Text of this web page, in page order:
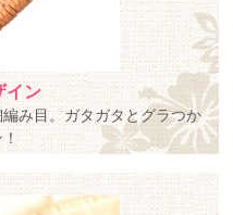
イン
み目。ガタガタとグラつか